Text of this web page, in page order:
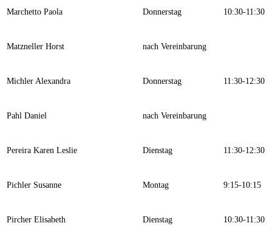
Marchetto Paola Donnerstag 10:30-11:30
Matzneller Horst nach Vereinbarung
Michler Alexandra Donnerstag 11:30-12:30
Pahl Daniel nach Vereinbarung
Pereira Karen Leslie Dienstag 11:30-12:30
Pichler Susanne Montag 9:15-10:15
Pircher Elisabeth Dienstag 10:30-11:30